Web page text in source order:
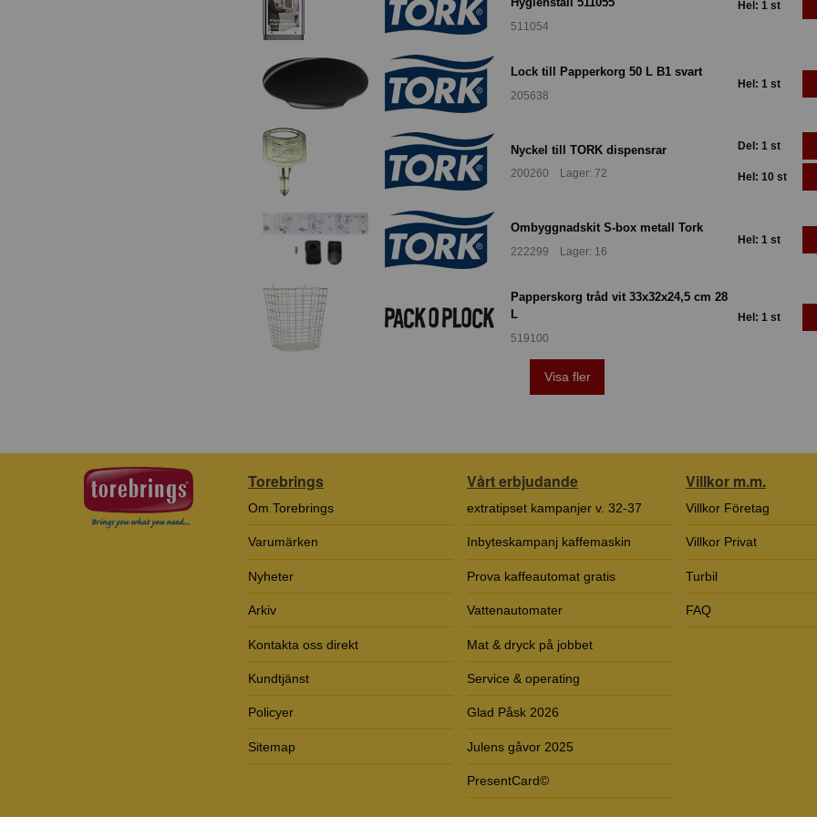
511054
Hel: 1 st
Lock till Papperkorg 50 L B1 svart
205638
Hel: 1 st
Nyckel till TORK dispensrar
200260 Lager: 72
Del: 1 st
Hel: 10 st
Ombyggnadskit S-box metall Tork
222299 Lager: 16
Hel: 1 st
Papperskorg tråd vit 33x32x24,5 cm 28
L
519100
Hel: 1 st
Visa fler
Torebrings
Om Torebrings
Varumärken
Nyheter
Arkiv
Kontakta oss direkt
Kundtjänst
Policyer
Sitemap
Vårt erbjudande
extratipset kampanjer v. 32-37
Inbyteskampanj kaffemaskin
Prova kaffeautomat gratis
Vattenautomater
Mat & dryck på jobbet
Service & operating
Glad Påsk 2026
Julens gåvor 2025
PresentCard©
Villkor m.m.
Villkor Företag
Villkor Privat
Turbil
FAQ